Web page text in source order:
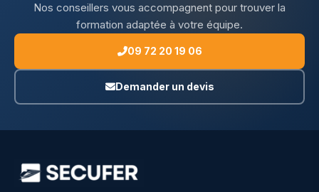
Nos conseillers vous accompagnent pour trouver la
formation adaptée à votre équipe.
09 72 20 19 06
Demander un devis